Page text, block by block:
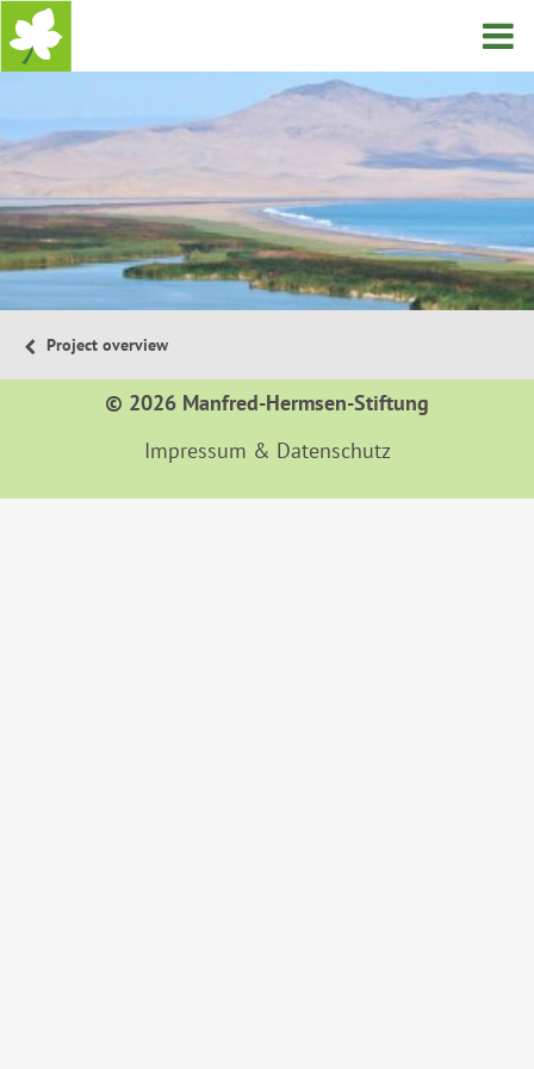
Project overview
© 2026 Manfred-Hermsen-Stiftung
Impressum & Datenschutz